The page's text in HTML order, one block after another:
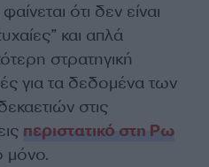
ότι δεν είναι
και απλά
στρατηγική
για τα δεδομένα των
στις
περιστατικό στη Ρω
μόνο.